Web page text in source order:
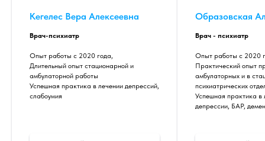
Кегелес Вера Алексеевна
Врач-психиатр
Опыт работы с 2020 года,
Длительный опыт стационарной и
амбулаторной работы
Успешная практика в лечении депрессий,
слабоумия
Образовская
Врач - психиатр
Опыт работы с 2020
Практический опыт
амбулаторных и в
психиатрических
Успешная практика в
депрессии, БАР,